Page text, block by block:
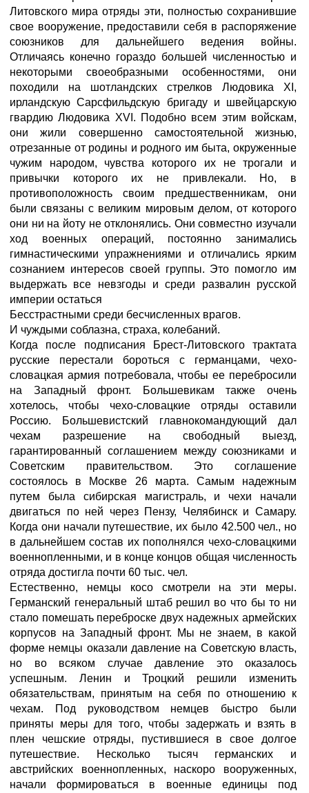
Литовского мира отряды эти, полностью сохранившие
свое вооружение, предоставили себя в распоряжение
союзников для дальнейшего ведения войны.
Отличаясь конечно гораздо большей численностью и
некоторыми своеобразными особенностями, они
походили на шотландских стрелков Людовика XI,
ирландскую Сарсфильдскую бригаду и швейцарскую
гвардию Людовика XVI. Подобно всем этим войскам,
они жили совершенно самостоятельной жизнью,
отрезанные от родины и родного им быта, окруженные
чужим народом, чувства которого их не трогали и
привычки которого их не привлекали. Но, в
противоположность своим предшественникам, они
были связаны с великим мировым делом, от которого
они ни на йоту не отклонялись. Они совместно изучали
ход военных операций, постоянно занимались
гимнастическими упражнениями и отличались ярким
сознанием интересов своей группы. Это помогло им
выдержать все невзгоды и среди развалин русской
империи остаться
Бесстрастными среди бесчисленных врагов.
И чуждыми соблазна, страха, колебаний.
Когда после подписания Брест-Литовского трактата
русские перестали бороться с германцами, чехо-
словацкая армия потребовала, чтобы ее перебросили
на Западный фронт. Большевикам также очень
хотелось, чтобы чехо-словацкие отряды оставили
Россию. Большевистский главнокомандующий дал
чехам разрешение на свободный выезд,
гарантированный соглашением между союзниками и
Советским правительством. Это соглашение
состоялось в Москве 26 марта. Самым надежным
путем была сибирская магистраль, и чехи начали
двигаться по ней через Пензу, Челябинск и Самару.
Когда они начали путешествие, их было 42.500 чел., но
в дальнейшем состав их пополнялся чехо-словацкими
военнопленными, и в конце концов общая численность
отряда достигла почти 60 тыс. чел.
Естественно, немцы косо смотрели на эти меры.
Германский генеральный штаб решил во что бы то ни
стало помешать переброске двух надежных армейских
корпусов на Западный фронт. Мы не знаем, в какой
форме немцы оказали давление на Советскую власть,
но во всяком случае давление это оказалось
успешным. Ленин и Троцкий решили изменить
обязательствам, принятым на себя по отношению к
чехам. Под руководством немцев быстро были
приняты меры для того, чтобы задержать и взять в
плен чешские отряды, пустившиеся в свое долгое
путешествие. Несколько тысяч германских и
австрийских военнопленных, наскоро вооруженных,
начали формироваться в военные единицы под